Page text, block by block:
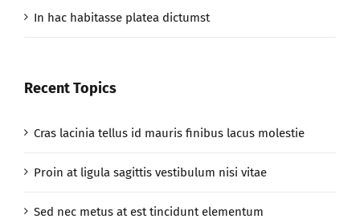
In hac habitasse platea dictumst
Recent Topics
Cras lacinia tellus id mauris finibus lacus molestie
Proin at ligula sagittis vestibulum nisi vitae
Sed nec metus at est tincidunt elementum